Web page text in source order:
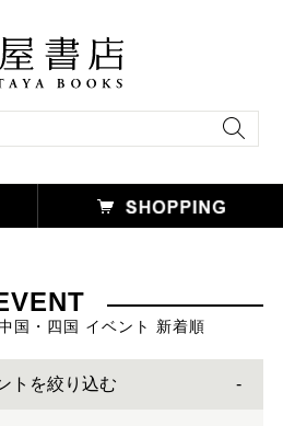
国・四国 イベント 新着順
トを絞り込む